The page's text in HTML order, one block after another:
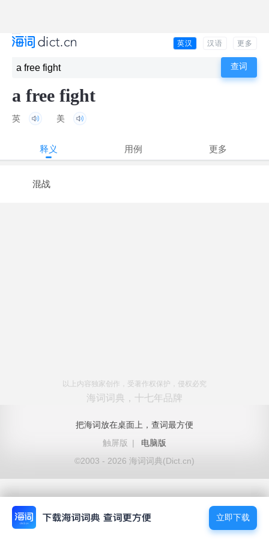
英汉 汉语 更多
a free fight
英 美
释义 用例 更多
混战
以上内容独家创作，受著作权保护，侵权必究
海词词典，十七年品牌
把海词放在桌面上，查词最方便
触屏版
|
电脑版
©2003 - 2026 海词词典(Dict.cn)
立即下载
立即下载